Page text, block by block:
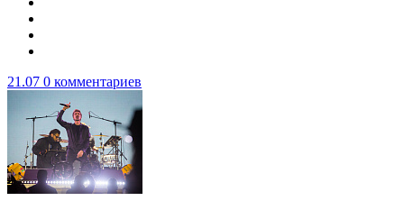
21.07 0 комментариев